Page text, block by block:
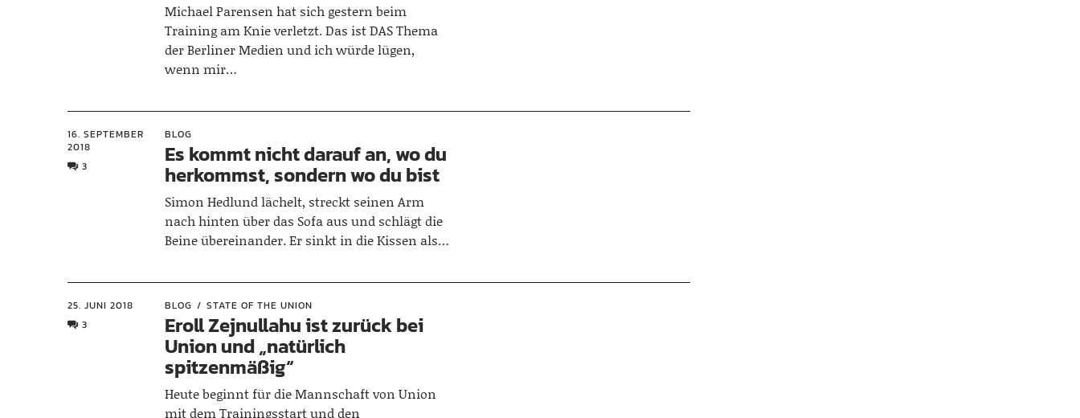
Michael Parensen hat sich gestern beim
Training am Knie verletzt. Das ist DAS Thema
der Berliner Medien und ich würde lügen,
wenn mir…
16. SEPTEMBER
2018
3
BLOG
Es kommt nicht darauf an, wo du
herkommst, sondern wo du bist
Simon Hedlund lächelt, streckt seinen Arm
nach hinten über das Sofa aus und schlägt die
Beine übereinander. Er sinkt in die Kissen als…
25. JUNI 2018
3
BLOG STATE OF THE UNION
Eroll Zejnullahu ist zurück bei
Union und „natürlich
spitzenmäßig“
Heute beginnt für die Mannschaft von Union
mit dem Trainingsstart und den